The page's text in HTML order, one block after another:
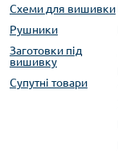
Схеми для вишивки
Рушники
Заготовки під
вишивку
Супутні товари